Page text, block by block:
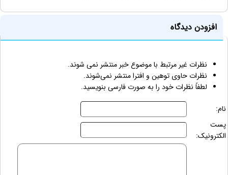
افزودن دیدگاه
نظرات غیر مرتبط با موضوع خبر منتشر نمی شوند.
نظرات حاوی توهین و افترا منتشر نمی‌شوند.
لطفاً نظرات خود را به صورت فارسی بنویسید.
نام:
پست
الکترونیک: